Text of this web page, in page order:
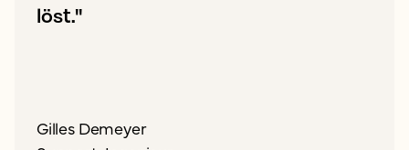
löst."
Gilles Demeyer